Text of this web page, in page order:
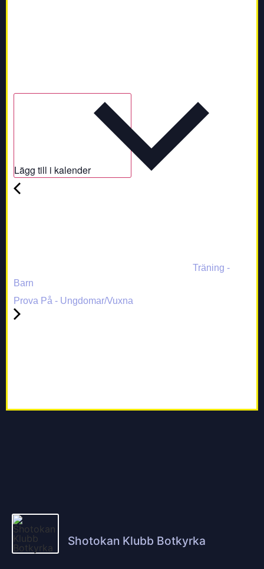
Lägg till i kalender
Träning -
Barn
Prova På - Ungdomar/Vuxna
Shotokan Klubb Botkyrka